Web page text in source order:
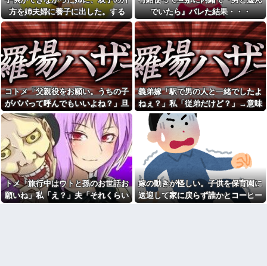
スケさんになってしまっている
という事実←これ
【画像】令和最新版の剛力彩
芽、ワイらにブッ刺さりまくり
と話題にw w w w w w w w w w
w w w
【動画】手術中に熊本地震直
撃やばすぎる
【衝撃】若い女の子からする
「甘い匂い」の正体、まさか分
からないDTなんておらんよな？
よな？w w w w w w w w w w w
休日に甥っ子をアポなし託児
を押し付けてきた兄嫁！「テレ
ビでも見せといてw」と言うので
『Gガンダム』を一気見させた結
果……甥っ子が重度の中二病...
私「妊娠しました」義兄嫁
「その子は私が育てる！」→義
妹の子を育ててきた私にまさか
の要求をしてきて…
人気YouTuberさん、動画内で
最悪の秘密がバレて終わ
る・・・他
生活保護の相談に行ったら、
愛猫を手放さないと無理と言わ
れた。子どものような存在だか
ら手放すのは絶対に考えられな
い・・・
【悔しい】トメ「嫁子のお父
さんそんなに頑張ってるのにボ
ーナスが減ったり大変ねぇ」私
の自慢の父をバカにし始めた→
【結婚式当日に】義妹の不倫
を暴露した私。でも旦那が援助
したいと言い出して…ｗｗｗ
彼の母親と初めて食事した時
に彼母が「私ちゃんは結婚した
ら仕事辞める予定なんですって
ね」と言ってきた
「今思えばなんであんなに夢
中になったんやろ…」と思うコ
方を姉夫婦に養子に出した。する
と、養子に出した子がすごく礼儀正
しくてビックリ
でいたら』バレた結果・・・
コトメ「父親役をお願い。うちの子
がパパって呼んでもいいよね？」旦
那「それは無理」→断った途端に大
騒ぎになり…
義弟嫁「駅で男の人と一緒でしたよ
ねぇ？」私「従弟だけど？」→意味
深な言い方をされてウンザリして…
トメ「旅行中はウトと孫のお世話お
願いね」私「え？」夫「それくらい
嫁の動きが怪しい。子供を保育園に
送迎して家に戻らず誰かとコーヒー